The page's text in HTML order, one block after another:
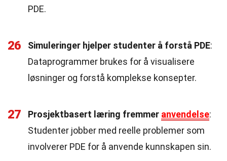
PDE.
26 Simuleringer hjelper studenter å forstå PDE:
Dataprogrammer brukes for å visualisere
løsninger og forstå komplekse konsepter.
27 Prosjektbasert læring fremmer anvendelse:
Studenter jobber med reelle problemer som
involverer PDE for å anvende kunnskapen sin.